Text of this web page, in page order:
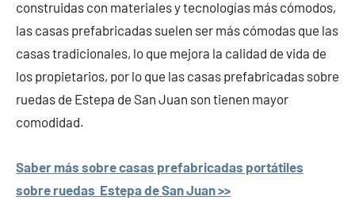
construidas con materiales y tecnologías más cómodos,
las casas prefabricadas suelen ser más cómodas que las
casas tradicionales, lo que mejora la calidad de vida de
los propietarios, por lo que las casas prefabricadas sobre
ruedas de Estepa de San Juan son tienen mayor
comodidad.
Saber más sobre casas prefabricadas portátiles
sobre ruedas Estepa de San Juan >>